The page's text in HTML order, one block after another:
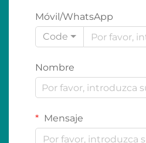
Móvil/WhatsApp
Code
Nombre
Mensaje